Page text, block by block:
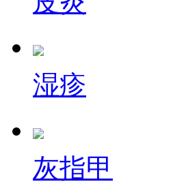
湿疹
灰指甲